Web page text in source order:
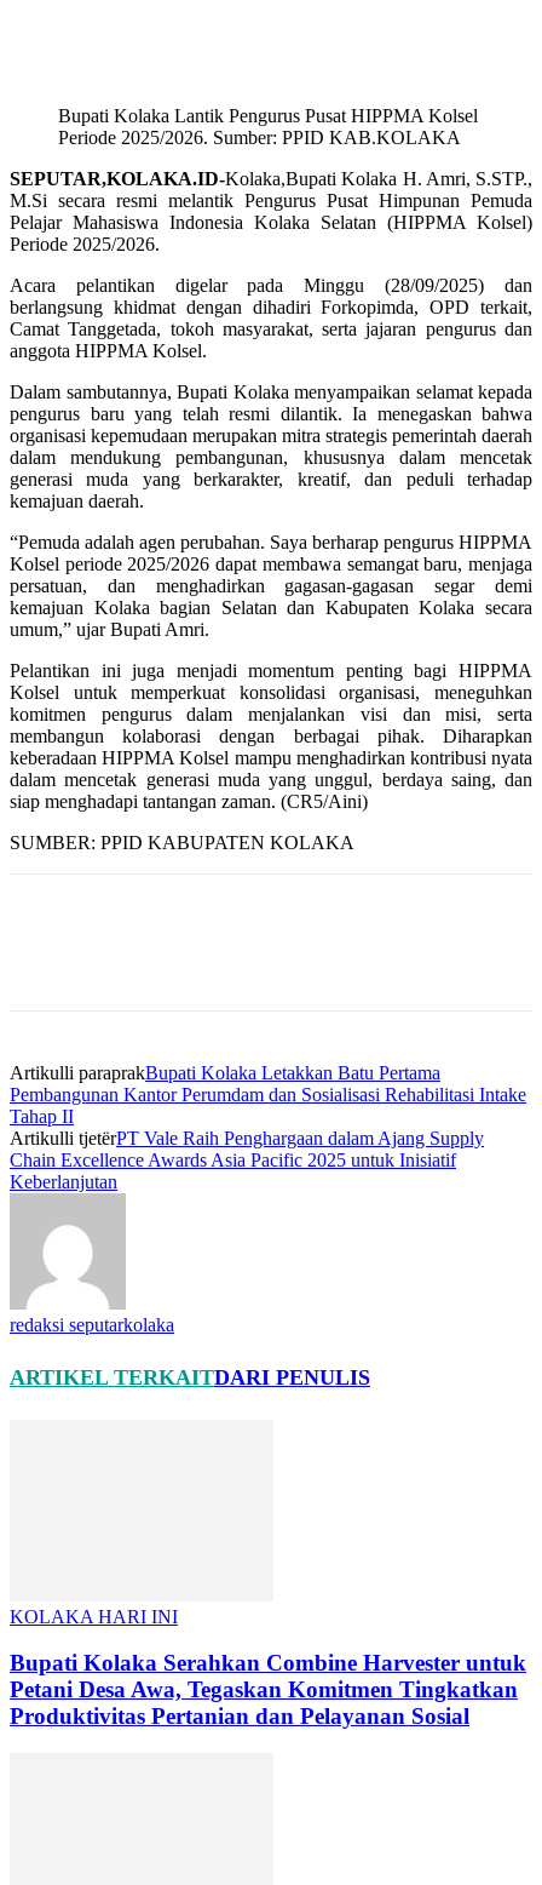
Bupati Kolaka Lantik Pengurus Pusat HIPPMA Kolsel
Periode 2025/2026. Sumber: PPID KAB.KOLAKA
SEPUTAR,KOLAKA.ID-Kolaka,Bupati Kolaka H. Amri, S.STP.,
M.Si secara resmi melantik Pengurus Pusat Himpunan Pemuda
Pelajar Mahasiswa Indonesia Kolaka Selatan (HIPPMA Kolsel)
Periode 2025/2026.
Acara pelantikan digelar pada Minggu (28/09/2025) dan
berlangsung khidmat dengan dihadiri Forkopimda, OPD terkait,
Camat Tanggetada, tokoh masyarakat, serta jajaran pengurus dan
anggota HIPPMA Kolsel.
Dalam sambutannya, Bupati Kolaka menyampaikan selamat kepada
pengurus baru yang telah resmi dilantik. Ia menegaskan bahwa
organisasi kepemudaan merupakan mitra strategis pemerintah daerah
dalam mendukung pembangunan, khususnya dalam mencetak
generasi muda yang berkarakter, kreatif, dan peduli terhadap
kemajuan daerah.
“Pemuda adalah agen perubahan. Saya berharap pengurus HIPPMA
Kolsel periode 2025/2026 dapat membawa semangat baru, menjaga
persatuan, dan menghadirkan gagasan-gagasan segar demi
kemajuan Kolaka bagian Selatan dan Kabupaten Kolaka secara
umum,” ujar Bupati Amri.
Pelantikan ini juga menjadi momentum penting bagi HIPPMA
Kolsel untuk memperkuat konsolidasi organisasi, meneguhkan
komitmen pengurus dalam menjalankan visi dan misi, serta
membangun kolaborasi dengan berbagai pihak. Diharapkan
keberadaan HIPPMA Kolsel mampu menghadirkan kontribusi nyata
dalam mencetak generasi muda yang unggul, berdaya saing, dan
siap menghadapi tantangan zaman. (CR5/Aini)
SUMBER: PPID KABUPATEN KOLAKA
Artikulli paraprakBupati Kolaka Letakkan Batu Pertama
Pembangunan Kantor Perumdam dan Sosialisasi Rehabilitasi Intake
Tahap II
Artikulli tjetërPT Vale Raih Penghargaan dalam Ajang Supply
Chain Excellence Awards Asia Pacific 2025 untuk Inisiatif
Keberlanjutan
redaksi seputarkolaka
ARTIKEL TERKAITDARI PENULIS
KOLAKA HARI INI
Bupati Kolaka Serahkan Combine Harvester untuk
Petani Desa Awa, Tegaskan Komitmen Tingkatkan
Produktivitas Pertanian dan Pelayanan Sosial